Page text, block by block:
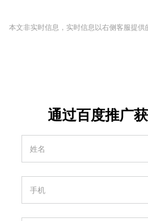
本文非实时信息，实时信息以右侧客服提供
通过百度推广